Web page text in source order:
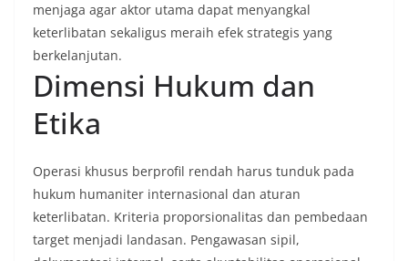
menjaga agar aktor utama dapat menyangkal
keterlibatan sekaligus meraih efek strategis yang
berkelanjutan.
Dimensi Hukum dan
Etika
Operasi khusus berprofil rendah harus tunduk pada
hukum humaniter internasional dan aturan
keterlibatan. Kriteria proporsionalitas dan pembedaan
target menjadi landasan. Pengawasan sipil,